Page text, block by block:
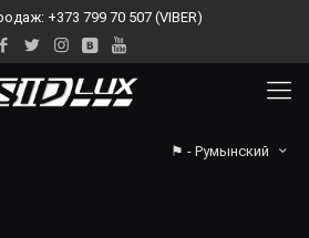
+373 799 70 507 (VIBER)
⚑ - Румынский